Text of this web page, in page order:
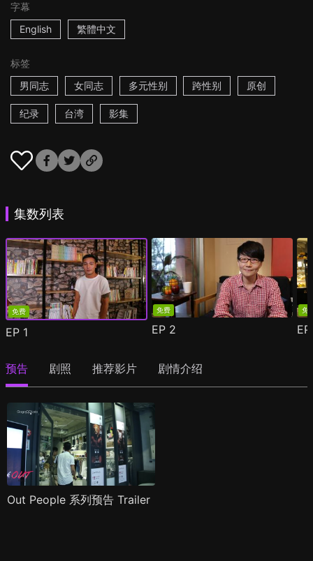
字幕
English
繁體中文
标签
男同志
女同志 多元性别 跨性别 原创
纪录 台湾 影集
集数列表
免费
EP 1
免费
EP 2
免
预告 剧照 推荐影片 剧情介绍
Out People 系列预告 Trailer